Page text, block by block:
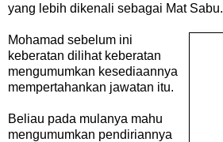
yang lebih dikenali sebagai Mat Sabu.
Mohamad sebelum ini
keberatan dilihat keberatan
mengumumkan kesediaannya
mempertahankan jawatan itu.
Beliau pada mulanya mahu
mengumumkan pendiriannya